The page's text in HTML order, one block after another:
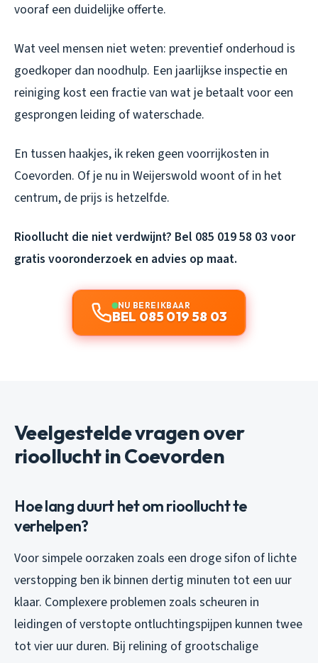
vooraf een duidelijke offerte.
Wat veel mensen niet weten: preventief onderhoud is
goedkoper dan noodhulp. Een jaarlijkse inspectie en
reiniging kost een fractie van wat je betaalt voor een
gesprongen leiding of waterschade.
En tussen haakjes, ik reken geen voorrijkosten in
Coevorden. Of je nu in Weijerswold woont of in het
centrum, de prijs is hetzelfde.
Rioollucht die niet verdwijnt? Bel 085 019 58 03 voor
gratis vooronderzoek en advies op maat.
NU BEREIKBAAR
BEL 085 019 58 03
Veelgestelde vragen over
rioollucht in Coevorden
Hoe lang duurt het om rioollucht te
verhelpen?
Voor simpele oorzaken zoals een droge sifon of lichte
verstopping ben ik binnen dertig minuten tot een uur
klaar. Complexere problemen zoals scheuren in
leidingen of verstopte ontluchtingspijpen kunnen twee
tot vier uur duren. Bij relining of grootschalige